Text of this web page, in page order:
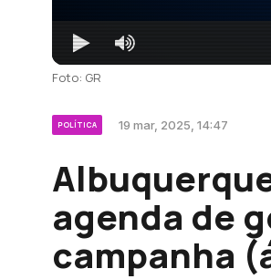
Foto: GR
POLÍTICA 19 mar, 2025, 14:47
agenda de
campanha